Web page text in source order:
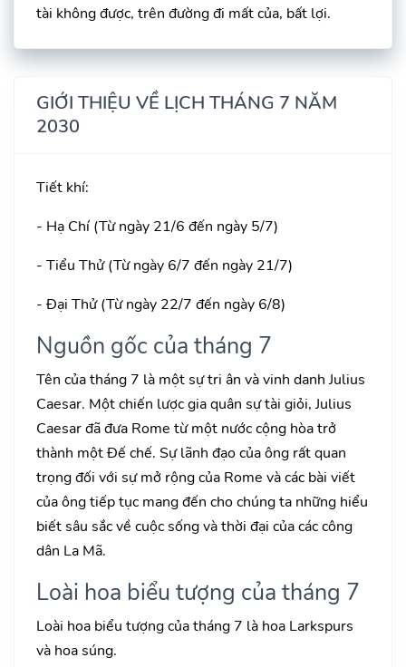
tài không được, trên đường đi mất của, bất lợi.
GIỚI THIỆU VỀ LỊCH THÁNG 7 NĂM
2030
Tiết khí:
- Hạ Chí (Từ ngày 21/6 đến ngày 5/7)
- Tiểu Thử (Từ ngày 6/7 đến ngày 21/7)
- Đại Thử (Từ ngày 22/7 đến ngày 6/8)
Nguồn gốc của tháng 7
Tên của tháng 7 là một sự tri ân và vinh danh Julius
Caesar. Một chiến lược gia quân sự tài giỏi, Julius
Caesar đã đưa Rome từ một nước cộng hòa trở
thành một Đế chế. Sự lãnh đạo của ông rất quan
trọng đối với sự mở rộng của Rome và các bài viết
của ông tiếp tục mang đến cho chúng ta những hiểu
biết sâu sắc về cuộc sống và thời đại của các công
dân La Mã.
Loài hoa biểu tượng của tháng 7
Loài hoa biểu tượng của tháng 7 là hoa Larkspurs
và hoa súng.